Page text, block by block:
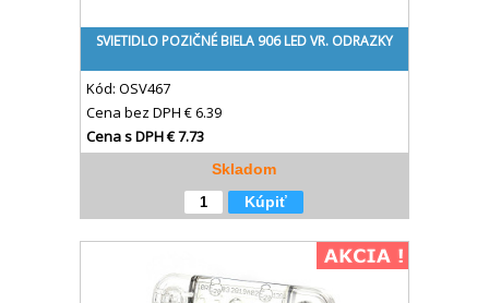
SVIETIDLO POZIČNÉ BIELA 906 LED VR. ODRAZKY
Kód: OSV467
Cena bez DPH € 6.39
Cena s DPH€ 7.73
Skladom
Kúpiť